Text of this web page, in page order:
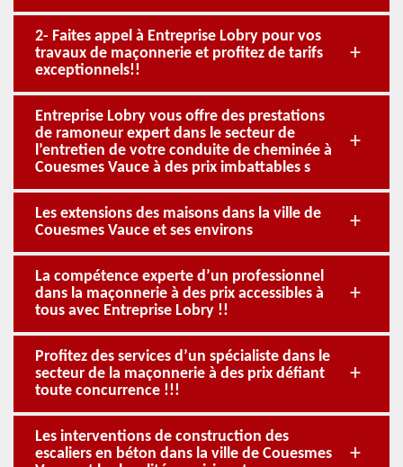
2- Faites appel à Entreprise Lobry pour vos
travaux de maçonnerie et profitez de tarifs
exceptionnels!!
Entreprise Lobry vous offre des prestations
de ramoneur expert dans le secteur de
l’entretien de votre conduite de cheminée à
Couesmes Vauce à des prix imbattables s
Les extensions des maisons dans la ville de
Couesmes Vauce et ses environs
La compétence experte d’un professionnel
dans la maçonnerie à des prix accessibles à
tous avec Entreprise Lobry !!
Profitez des services d’un spécialiste dans le
secteur de la maçonnerie à des prix défiant
toute concurrence !!!
Les interventions de construction des
escaliers en béton dans la ville de Couesmes